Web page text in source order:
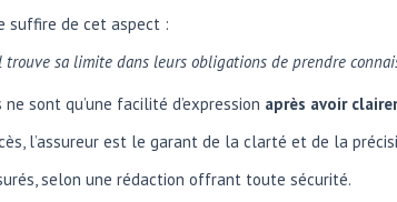
suffire de cet aspect :
sa limite dans leurs obligations de prendre
sont qu’une facilité d’expression après avoir
l’assureur est le garant de la clarté et de la
selon une rédaction offrant toute sécurité.